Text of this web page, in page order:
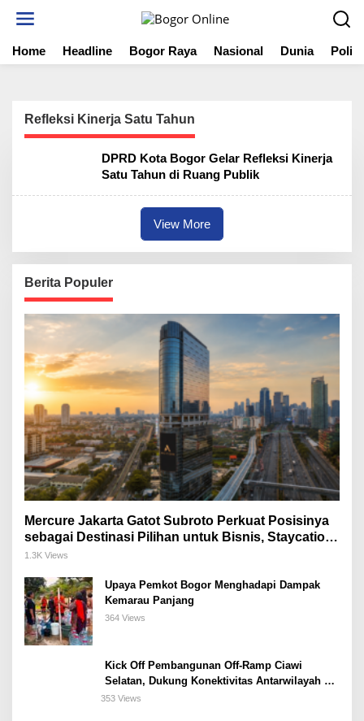
t
Home Headline Bogor Raya Nasional Dunia
Refleksi Kinerja Satu Tahun
DPRD Kota Bogor Gelar Refleksi Kinerja
Satu Tahun di Ruang Publik
View More
Berita Populer
Mercure Jakarta Gatot Subroto Perkuat Posisinya
sebagai Destinasi Pilihan untuk Bisnis, Staycation,
Meeting, dan Kuliner di Jakarta Selatan
1.3K Views
Upaya Pemkot Bogor Menghadapi Dampak
Kemarau Panjang
364 Views
Kick Off Pembangunan Off-Ramp Ciawi
Selatan, Dukung Konektivitas Antarwilayah di
Bogor Selatan
353 Views